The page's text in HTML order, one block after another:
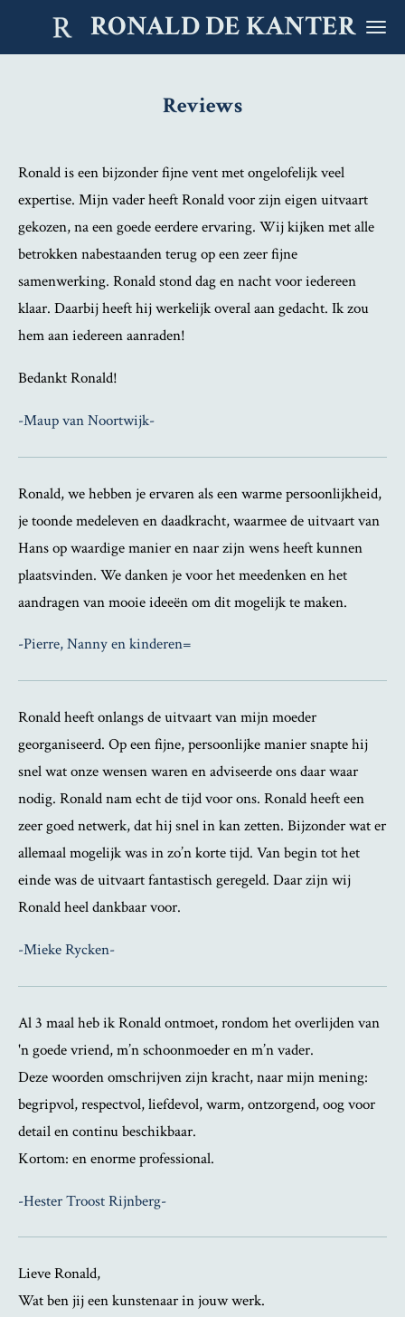
RONALD DE KANTER
Reviews
Ronald is een bijzonder fijne vent met ongelofelijk veel
expertise. Mijn vader heeft Ronald voor zijn eigen uitvaart
gekozen, na een goede eerdere ervaring. Wij kijken met alle
betrokken nabestaanden terug op een zeer fijne
samenwerking. Ronald stond dag en nacht voor iedereen
klaar. Daarbij heeft hij werkelijk overal aan gedacht. Ik zou
hem aan iedereen aanraden!
Bedankt Ronald!
-Maup van Noortwijk-
Ronald, we hebben je ervaren als een warme persoonlijkheid,
je toonde medeleven en daadkracht, waarmee de uitvaart van
Hans op waardige manier en naar zijn wens heeft kunnen
plaatsvinden. We danken je voor het meedenken en het
aandragen van mooie ideeën om dit mogelijk te maken.
-Pierre, Nanny en kinderen=
Ronald heeft onlangs de uitvaart van mijn moeder
georganiseerd. Op een fijne, persoonlijke manier snapte hij
snel wat onze wensen waren en adviseerde ons daar waar
nodig. Ronald nam echt de tijd voor ons. Ronald heeft een
zeer goed netwerk, dat hij snel in kan zetten. Bijzonder wat er
allemaal mogelijk was in zo’n korte tijd. Van begin tot het
einde was de uitvaart fantastisch geregeld. Daar zijn wij
Ronald heel dankbaar voor.
-Mieke Rycken-
Al 3 maal heb ik Ronald ontmoet, rondom het overlijden van
'n goede vriend, m’n schoonmoeder en m’n vader.
Deze woorden omschrijven zijn kracht, naar mijn mening:
begripvol, respectvol, liefdevol, warm, ontzorgend, oog voor
detail en continu beschikbaar.
Kortom: en enorme professional.
-Hester Troost Rijnberg-
Lieve Ronald,
Wat ben jij een kunstenaar in jouw werk.